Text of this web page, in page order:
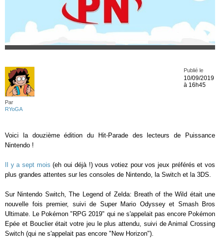
Par
RYoGA
Publié le
10/09/2019
à 16h45
Voici la douzième édition du Hit-Parade des lecteurs de Puissance
Nintendo !
Il y a sept mois (eh oui déjà !) vous votiez pour vos jeux préférés et vos
plus grandes attentes sur les consoles de Nintendo, la Switch et la 3DS.
Sur Nintendo Switch, The Legend of Zelda: Breath of the Wild était une
nouvelle fois premier, suivi de Super Mario Odyssey et Smash Bros
Ultimate. Le Pokémon "RPG 2019" qui ne s'appelait pas encore Pokémon
Epée et Bouclier était votre jeu le plus attendu, suivi de Animal Crossing
Switch (qui ne s'appelait pas encore "New Horizon").